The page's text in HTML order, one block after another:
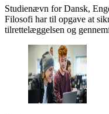
Studienævn for Dansk,
Filosofi har til opgave at
tilrettelæggelsen og